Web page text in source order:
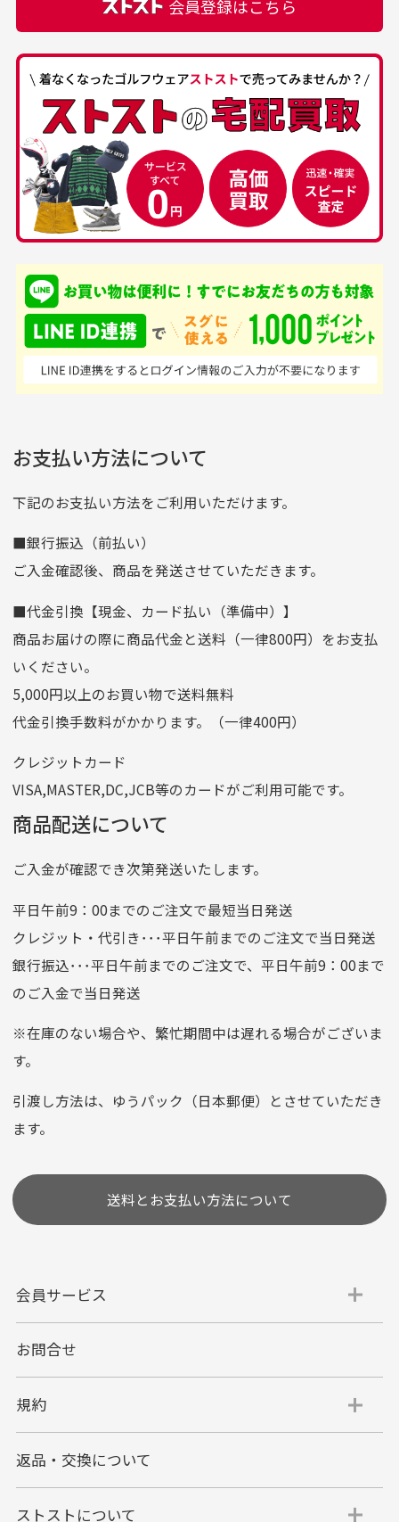
30代男性
中古ゴルフウェアの
品揃えがすごい
て、ここまでゴルフブラ
ンドの取り扱いがあるの
はすごい。 毎日たくさ
んの商品がアップされて
いるので新作チェックす
50代男性
安心して中古ウェア
を買えるお店です
品ですが綺麗に梱包され
ており商品を大切にして
いる感が伝わってきまし
た 「フロント部分に汚
れあり」と記載ありまし
[…]
は自動的にカート内の商品が削除されますのでご注意
下さい。
お気に入り機能をご利用下さい。
ある場合もございます。
経年劣化について
当店では商品の管理には細心の注意を払っておりま
すが、経年により素材の劣化やパーツの強度低下が
生じている場合がございます。
銀行振込（前払い）
入金確認後商品発送となります。
※土曜、日曜、祝日は入金確認及び発送業務は致しておりま
せん。
尚、お振込み手数料はお客様ご負担となります。入金確認後
商品発送となります。
ご注文頂いてから7日以内をお振込み期限とさせ
りますのでご了承くださいませ。
支店名
和歌山支店
口座種別
普通
口座番号
0255557
口座名義
株式会社一条
ゆうちょ銀行
ゆうちょ間
記号
14710
他銀行から
店名
四七八（読みヨンナナハチ）
店番
478
預金種目
普通預金
口座番号
0776226
口座名義
株式会社一条
クレジットカード
選びいただけない場合がございます。
代金引換
代引手数料一律400円
す。
代金引換でのお支払い方法は現金のみとなりま
す。
申し込まれた商品と届いた商品が異なっている場合
商品説明に記載されていない汚れやダメージがある商品
の場合
会員登録はこちら
お支払い方法について
下記のお支払い方法をご利用いただけます。
■銀行振込（前払い）
ご入金確認後、商品を発送させていただきます。
■代金引換【現金、カード払い（準備中）】
商品お届けの際に商品代金と送料（一律800円）をお支払
いください。
5,000円以上のお買い物で送料無料
代金引換手数料がかかります。（一律400円）
クレジットカード
VISA,MASTER,DC,JCB等のカードがご利用可能です。
商品配送について
ご入金が確認でき次第発送いたします。
平日午前9：00までのご注文で最短当日発送
クレジット・代引き･･･平日午前までのご注文で当日発送
銀行振込･･･平日午前までのご注文で、平日午前9：00まで
のご入金で当日発送
※在庫のない場合や、繁忙期間中は遅れる場合がございま
す。
引渡し方法は、ゆうパック（日本郵便）とさせていただき
ます。
送料とお支払い方法について
会員サービス
お問合せ
規約
返品・交換について
ストストについて